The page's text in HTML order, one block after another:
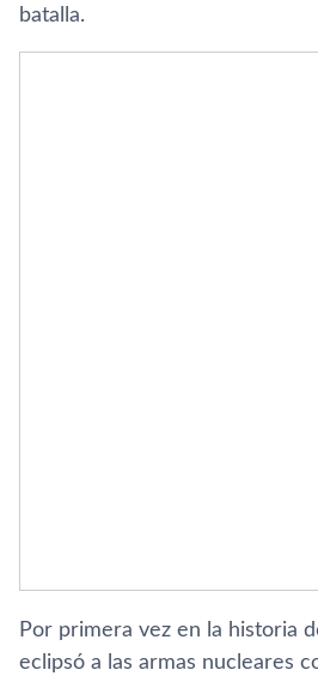
batalla.
Por primera vez en la historia
eclipsó a las armas nucleares